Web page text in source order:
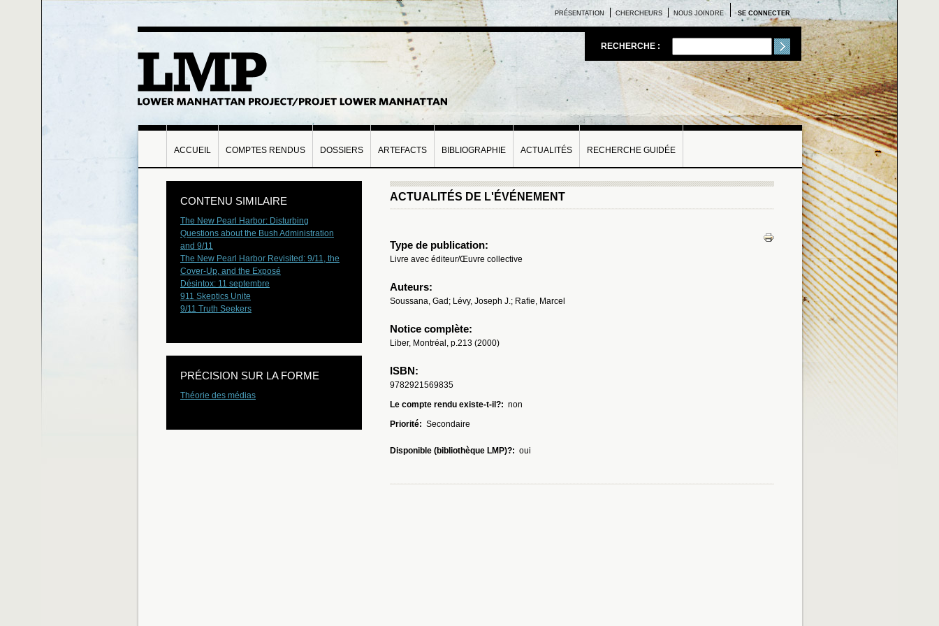
SE CONNECTER
PRÉSENTATION CHERCHEURS NOUS JOINDRE
RECHERCHE :
ACCUEIL COMPTES RENDUS DOSSIERS ARTEFACTS BIBLIOGRAPHIE ACTUALITÉS RECHERCHE GUIDÉE
ACTUALITÉS DE L'ÉVÉNEMENT
Type de publication:
Livre avec éditeur/Œuvre collective
Auteurs:
Soussana, Gad; Lévy, Joseph J.; Rafie, Marcel
Notice complète:
Liber, Montréal, p.213 (2000)
ISBN:
9782921569835
Le compte rendu existe-t-il?: non
Priorité: Secondaire
Disponible (bibliothèque LMP)?: oui
CONTENU SIMILAIRE
The New Pearl Harbor: Disturbing
Questions about the Bush Administration
and 9/11
The New Pearl Harbor Revisited: 9/11, the
Cover-Up, and the Exposé
Désintox: 11 septembre
911 Skeptics Unite
9/11 Truth Seekers
PRÉCISION SUR LA FORME
Théorie des médias